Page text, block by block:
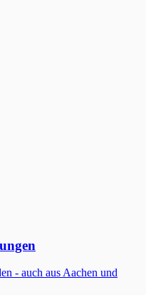
- auch aus Aachen und